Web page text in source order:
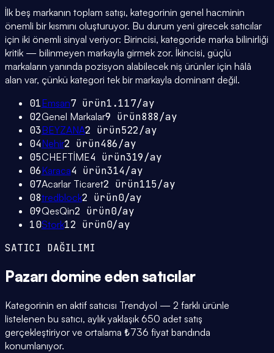
İlk beş markanın toplam satışı, kategorinin genel hacminin
önemli bir kısmını oluşturuyor. Bu durum yeni girecek satıcılar
için iki önemli sinyal veriyor: Birincisi, kategoride marka bilinirliği
kritik — bilinmeyen markayla girmek zor. İkincisi, güçlü
markaların yanında pozisyon alabilecek niş ürünler için hâlâ
alan var, çünkü kategori tek bir markayla dominant değil.
01Emsan7ürün1.117/ay
02Genel Markalar9 ürün888/ay
03BEYZANA2 ürün522/ay
04Nehir2 ürün486/ay
05CHEFTİME4 ürün319/ay
06Karaca4 ürün314/ay
07Acarlar Ticaret2 ürün115/ay
08tredblock2 ürün0/ay
09QesQin2 ürün0/ay
10Stork12 ürün0/ay
SATICI DAĞILIMI
Pazarı domine eden satıcılar
Kategorinin en aktif satıcısı Trendyol — 2 farklı ürünle
listelenen bu satıcı, aylık yaklaşık 650 adet satış
gerçekleştiriyor ve ortalama ₺736 fiyat bandında
konumlanıyor.